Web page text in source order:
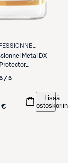
Metal DX
hiusöljy 50 ml
/ 5
€
Lisää
ostoskoriin